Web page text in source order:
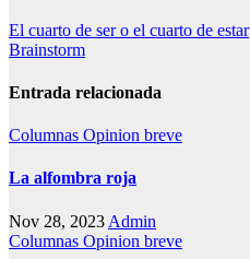
El cuarto de ser o el cuarto de estar
Brainstorm
Entrada relacionada
Columnas Opinion breve
La alfombra roja
Nov 28, 2023 Admin
Columnas Opinion breve